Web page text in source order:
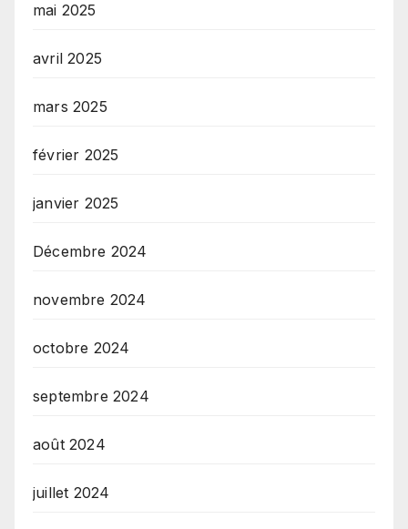
mai 2025
avril 2025
mars 2025
février 2025
janvier 2025
Décembre 2024
novembre 2024
octobre 2024
septembre 2024
août 2024
juillet 2024